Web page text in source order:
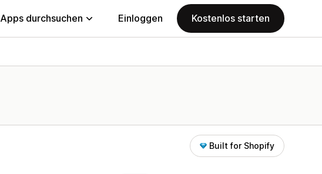
Apps durchsuchen Einloggen Kostenlos starten
Built for Shopify